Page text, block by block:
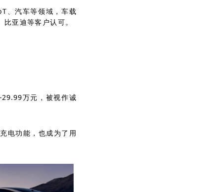
、汽车等领域，车载
亚迪等客户认可。
29.99万元，被视作诚
电功能，也成为了用